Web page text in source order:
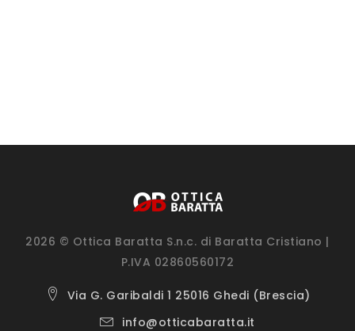
2026 © Ottica Baratta S.n.c. di Baratta Cristiano |
P.IVA 02860560172
Via G. Garibaldi 1 25016 Ghedi (Brescia)
info@otticabaratta.it